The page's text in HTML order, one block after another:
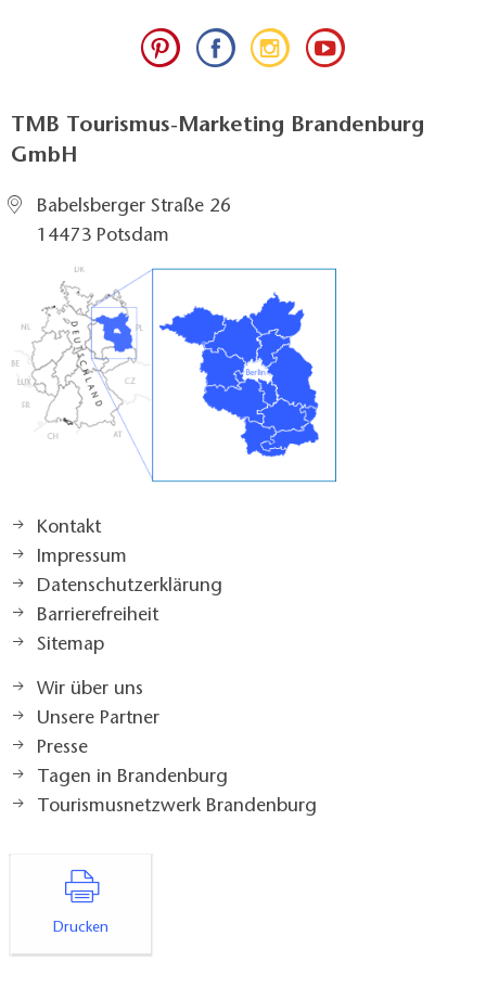
TMB Tourismus-Marketing Brandenburg
GmbH
Babelsberger Straße 26
14473 Potsdam
Kontakt
Impressum
Datenschutzerklärung
Barrierefreiheit
Sitemap
Wir über uns
Unsere Partner
Presse
Tagen in Brandenburg
Tourismusnetzwerk Brandenburg
Drucken